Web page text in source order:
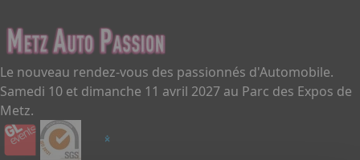
Le nouveau rendez-vous des passionnés d'Automobile.
Samedi 10 et dimanche 11 avril 2027 au Parc des Expos de
Metz.